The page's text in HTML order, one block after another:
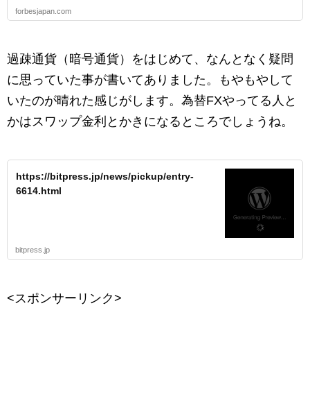
forbesjapan.com
過疎通貨（暗号通貨）をはじめて、なんとなく疑問
に思っていた事が書いてありました。もやもやして
いたのが晴れた感じがします。為替FXやってる人と
かはスワップ金利とかきになるところでしょうね。
https://bitpress.jp/news/pickup/entry-
6614.html
bitpress.jp
<スポンサーリンク>